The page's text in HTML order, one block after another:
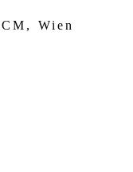
Wien